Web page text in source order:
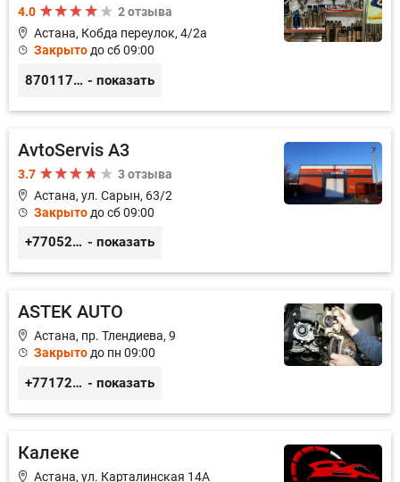
4.0
2 отзыва
Астана, Кобда переулок, 4/2а
Закрыто до сб 09:00
87011754444 - показать
AvtoServis A3
3.7
3 отзыва
Астана, ул. Сарын, 63/2
Закрыто до сб 09:00
+77052327760 - показать
ASTEK AUTO
Астана, пр. Тлендиева, 9
Закрыто до пн 09:00
+77172944444 - показать
Калеке
Астана, ул. Карталинская 14А